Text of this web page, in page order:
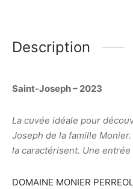
Description
Saint-Joseph– 2023
La cuvée idéale pour
Joseph de la famille
la caractérisent. Une
DOMAINE MONIER PERREOL